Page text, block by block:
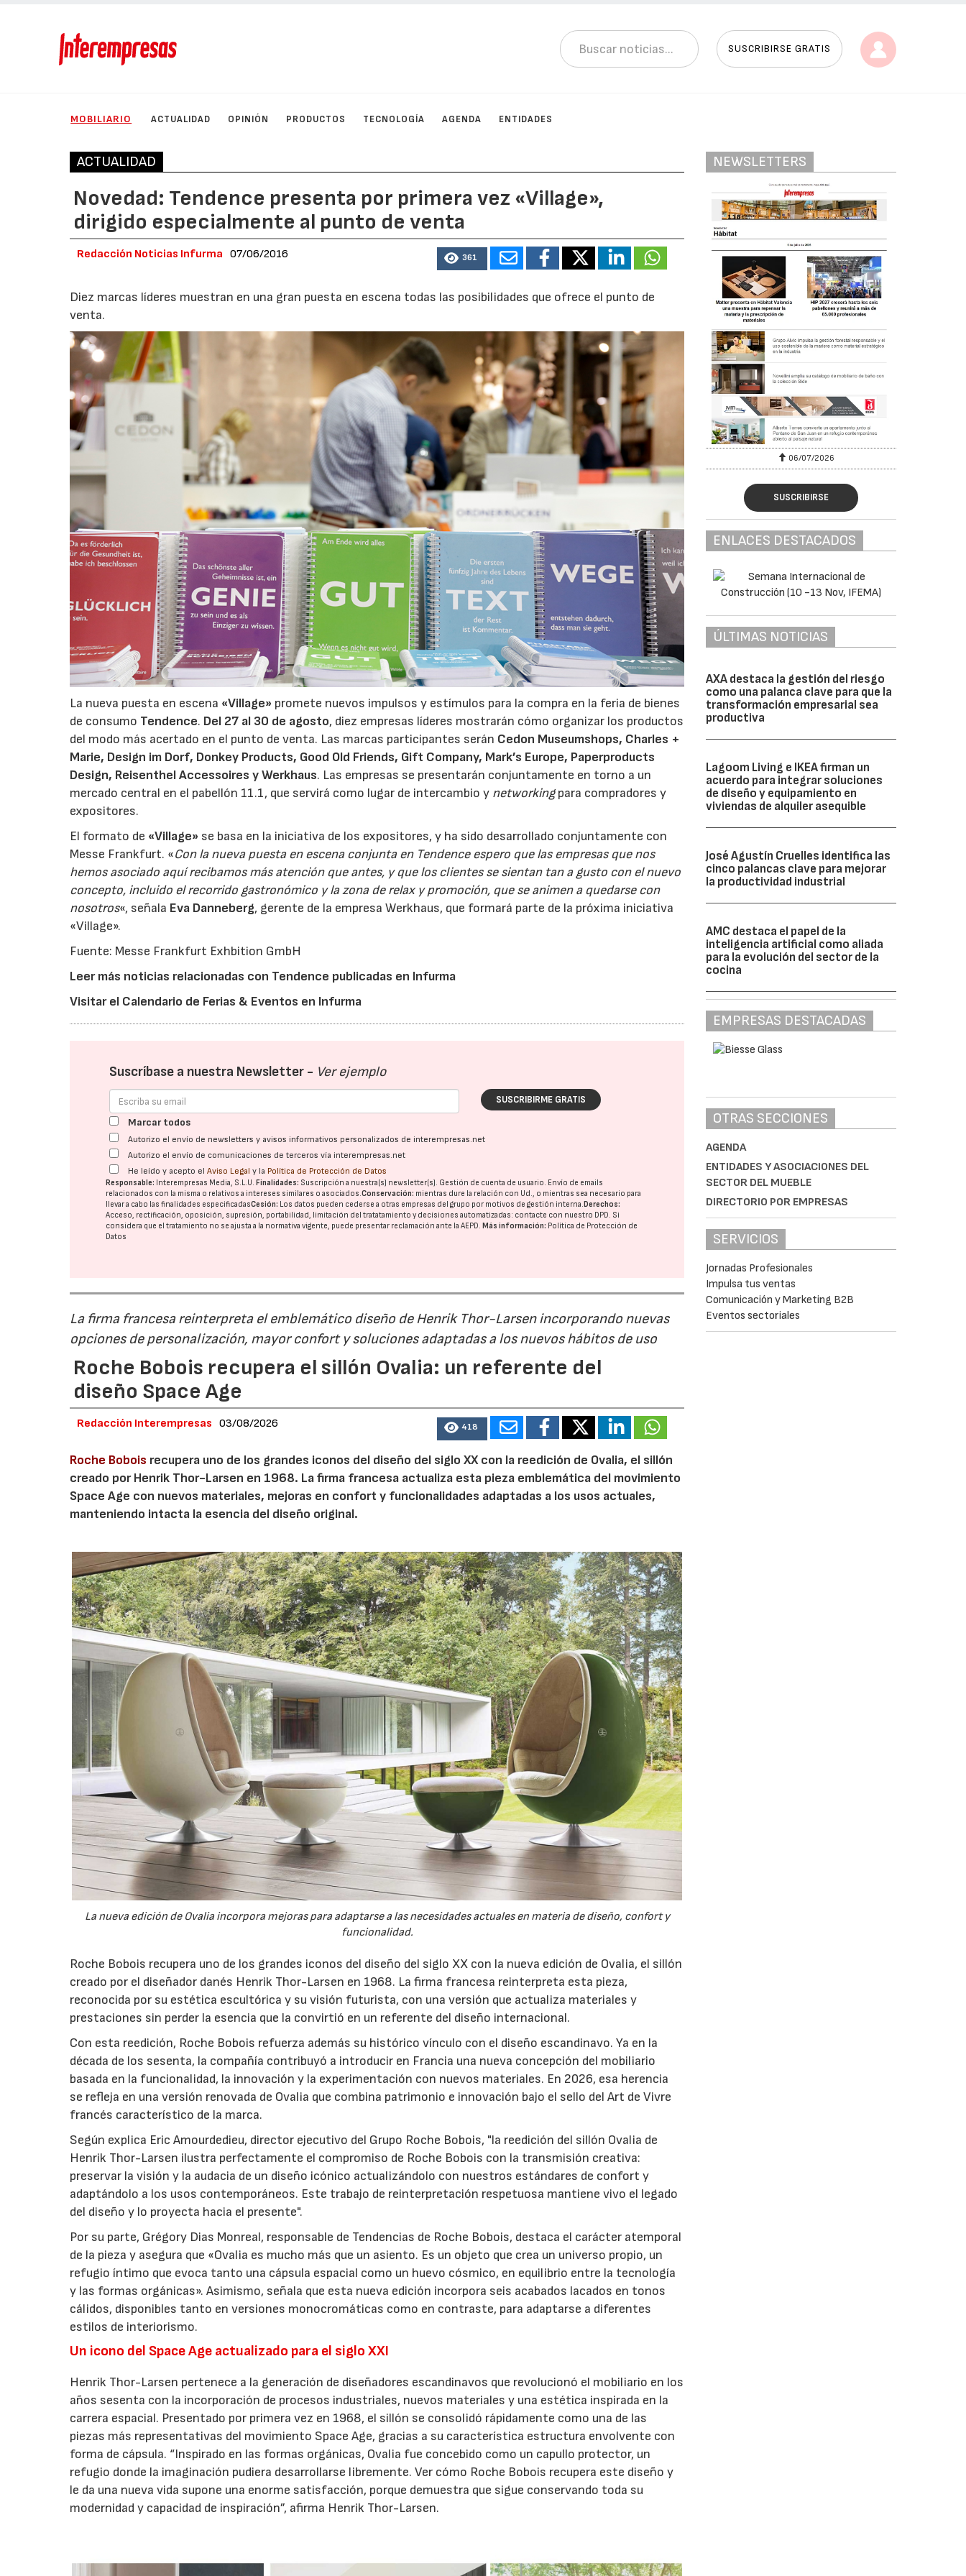
SUSCRIBIRSE GRATIS
MOBILIARIO ACTUALIDAD OPINIÓN PRODUCTOS TECNOLOGÍA AGENDA ENTIDADES
ACTUALIDAD
Novedad: Tendence presenta por primera vez «Village»,
dirigido especialmente al punto de venta
Redacción Noticias Infurma 07/06/2016 361
Diez marcas líderes muestran en una gran puesta en escena todas las posibilidades que ofrece el punto de
venta.
La nueva puesta en escena «Village» promete nuevos impulsos y estímulos para la compra en la feria de bienes
de consumo Tendence. Del 27 al 30 de agosto, diez empresas líderes mostrarán cómo organizar los productos
del modo más acertado en el punto de venta. Las marcas participantes serán Cedon Museumshops, Charles +
Marie, Design im Dorf, Donkey Products, Good Old Friends, Gift Company, Mark’s Europe, Paperproducts
Design, Reisenthel Accessoires y Werkhaus. Las empresas se presentarán conjuntamente en torno a un
mercado central en el pabellón 11.1, que servirá como lugar de intercambio y networkingpara compradores y
expositores.
El formato de «Village» se basa en la iniciativa de los expositores, y ha sido desarrollado conjuntamente con
Messe Frankfurt. «Con la nueva puesta en escena conjunta en Tendence espero que las empresas que nos
hemos asociado aquí recibamos más atención que antes, y que los clientes se sientan tan a gusto con el nuevo
concepto, incluido el recorrido gastronómico y la zona de relax y promoción, que se animen a quedarse con
nosotros«, señala Eva Danneberg, gerente de la empresa Werkhaus, que formará parte de la próxima iniciativa
«Village».
Fuente: Messe Frankfurt Exhbition GmbH
Leer más noticias relacionadas con Tendence publicadas en Infurma
Visitar el Calendario de Ferias & Eventos en Infurma
Suscríbase a nuestra Newsletter - Ver ejemplo
SUSCRIBIRME GRATIS
Marcar todos
Autorizo el envío de newsletters y avisos informativos personalizados de interempresas.net
Autorizo el envío de comunicaciones de terceros vía interempresas.net
He leído y acepto elAviso Legal y la Política de Protección de Datos
Responsable: Interempresas Media, S.L.U. Finalidades: Suscripción a nuestra(s) newsletter(s). Gestión de cuenta de usuario. Envío de emails
relacionados con la misma o relativos a intereses similares o asociados.Conservación: mientras dure la relación con Ud., o mientras sea necesario para
llevar a cabo las finalidades especificadasCesión: Los datos pueden cederse a otras empresas del grupo por motivos de gestión interna. Derechos:
Acceso, rectificación, oposición, supresión, portabilidad, limitación del tratatamiento y decisiones automatizadas: contacte con nuestro DPD. Si
considera que el tratamiento no se ajusta a la normativa vigente, puede presentar reclamación ante laAEPD. Más información: Política de Protección de
Datos
La firma francesa reinterpreta el emblemático diseño de Henrik Thor-Larsen incorporando nuevas
opciones de personalización, mayor confort y soluciones adaptadas a los nuevos hábitos de uso
Roche Bobois recupera el sillón Ovalia: un referente del
diseño Space Age
Redacción Interempresas 03/08/2026 418
Roche Bobois recupera uno de los grandes iconos del diseño del siglo XX con la reedición de Ovalia, el sillón
creado por Henrik Thor-Larsen en 1968. La firma francesa actualiza esta pieza emblemática del movimiento
Space Age con nuevos materiales, mejoras en confort y funcionalidades adaptadas a los usos actuales,
manteniendo intacta la esencia del diseño original.
La nueva edición de Ovalia incorpora mejoras para adaptarse a las necesidades actuales en materia de diseño, confort y
funcionalidad.
Roche Bobois recupera uno de los grandes iconos del diseño del siglo XX con la nueva edición de Ovalia, el sillón
creado por el diseñador danés Henrik Thor-Larsen en 1968. La firma francesa reinterpreta esta pieza,
reconocida por su estética escultórica y su visión futurista, con una versión que actualiza materiales y
prestaciones sin perder la esencia que la convirtió en un referente del diseño internacional.
Con esta reedición, Roche Bobois refuerza además su histórico vínculo con el diseño escandinavo. Ya en la
década de los sesenta, la compañía contribuyó a introducir en Francia una nueva concepción del mobiliario
basada en la funcionalidad, la innovación y la experimentación con nuevos materiales. En 2026, esa herencia
se refleja en una versión renovada de Ovalia que combina patrimonio e innovación bajo el sello del Art de Vivre
francés característico de la marca.
Según explica Eric Amourdedieu, director ejecutivo del Grupo Roche Bobois, "la reedición del sillón Ovalia de
Henrik Thor-Larsen ilustra perfectamente el compromiso de Roche Bobois con la transmisión creativa:
preservar la visión y la audacia de un diseño icónico actualizándolo con nuestros estándares de confort y
adaptándolo a los usos contemporáneos. Este trabajo de reinterpretación respetuosa mantiene vivo el legado
del diseño y lo proyecta hacia el presente".
Por su parte, Grégory Dias Monreal, responsable de Tendencias de Roche Bobois, destaca el carácter atemporal
de la pieza y asegura que «Ovalia es mucho más que un asiento. Es un objeto que crea un universo propio, un
refugio íntimo que evoca tanto una cápsula espacial como un huevo cósmico, en equilibrio entre la tecnología
y las formas orgánicas». Asimismo, señala que esta nueva edición incorpora seis acabados lacados en tonos
cálidos, disponibles tanto en versiones monocromáticas como en contraste, para adaptarse a diferentes
estilos de interiorismo.
Un icono del Space Age actualizado para el siglo XXI
Henrik Thor-Larsen pertenece a la generación de diseñadores escandinavos que revolucionó el mobiliario en los
años sesenta con la incorporación de procesos industriales, nuevos materiales y una estética inspirada en la
carrera espacial. Presentado por primera vez en 1968, el sillón se consolidó rápidamente como una de las
piezas más representativas del movimiento Space Age, gracias a su característica estructura envolvente con
forma de cápsula. “Inspirado en las formas orgánicas, Ovalia fue concebido como un capullo protector, un
refugio donde la imaginación pudiera desarrollarse libremente. Ver cómo Roche Bobois recupera este diseño y
le da una nueva vida supone una enorme satisfacción, porque demuestra que sigue conservando toda su
modernidad y capacidad de inspiración”, afirma Henrik Thor-Larsen.
NEWSLETTERS
06/07/2026 20/07/2026 06/07/2026
SUSCRIBIRSE
ENLACES DESTACADOS
ÚLTIMAS NOTICIAS
AXA destaca la gestión del riesgo
como una palanca clave para que la
transformación empresarial sea
productiva
Lagoom Living e IKEA firman un
acuerdo para integrar soluciones
de diseño y equipamiento en
viviendas de alquiler asequible
José Agustín Cruelles identifica las
cinco palancas clave para mejorar
la productividad industrial
AMC destaca el papel de la
inteligencia artificial como aliada
para la evolución del sector de la
cocina
EMPRESAS DESTACADAS
OTRAS SECCIONES
AGENDA
ENTIDADES Y ASOCIACIONES DEL
SECTOR DEL MUEBLE
DIRECTORIO POR EMPRESAS
SERVICIOS
Jornadas Profesionales
Impulsa tus ventas
Comunicación y Marketing B2B
Eventos sectoriales